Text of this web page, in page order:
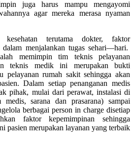
juga harus mampu mengayomi
agar mereka merasa nyaman
terutama dokter, faktor
menjalankan tugas sehari—hari.
memimpin tim teknis pelayanan
teknis medik ini merupakan bukti
pelayanan rumah sakit sehingga akan
Dalam setiap penanganan medis
pihak, mulai dari perawat, instalasi di
sarana dan prasarana) sampai
berbagai person in charge disetiap
faktor kepemimpinan sehingga
pasien merupakan layanan yang terbaik